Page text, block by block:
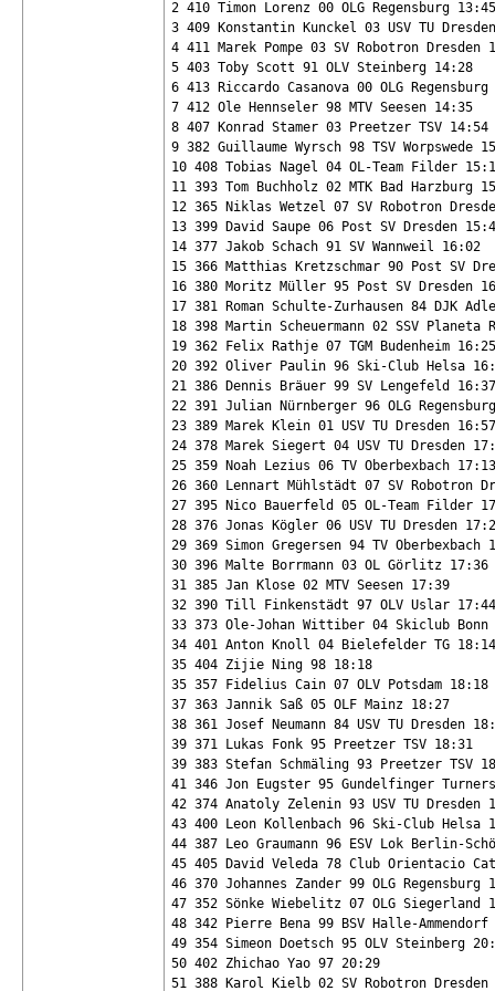
2 410 Timon Lorenz 00 OLG Regensburg 13:45
3 409 Konstantin Kunckel 03 USV TU
4 411 Marek Pompe 03 SV Robotron Dresden
5 403 Toby Scott 91 OLV Steinberg 14:28
6 413 Riccardo Casanova 00 OLG
7 412 Ole Hennseler 98 MTV Seesen 14:35
8 407 Konrad Stamer 03 Preetzer TSV 14:54
9 382 Guillaume Wyrsch 98 TSV Worpswede
10 408 Tobias Nagel 04 OL-Team Filder
11 393 Tom Buchholz 02 MTK Bad Harzburg
12 365 Niklas Wetzel 07 SV Robotron
13 399 David Saupe 06 Post SV Dresden
14 377 Jakob Schach 91 SV Wannweil 16:02
15 366 Matthias Kretzschmar 90 Post SV
16 380 Moritz Müller 95 Post SV Dresden
17 381 Roman Schulte-Zurhausen 84 DJK
18 398 Martin Scheuermann 02 SSV Planeta
19 362 Felix Rathje 07 TGM Budenheim 16:25
20 392 Oliver Paulin 96 Ski-Club Helsa
21 386 Dennis Bräuer 99 SV Lengefeld 16:37
22 391 Julian Nürnberger 96 OLG
23 389 Marek Klein 01 USV TU Dresden 16:57
24 378 Marek Siegert 04 USV TU Dresden
25 359 Noah Lezius 06 TV Oberbexbach 17:13
26 360 Lennart Mühlstädt 07 SV Robotron
27 395 Nico Bauerfeld 05 OL-Team Filder
28 376 Jonas Kögler 06 USV TU Dresden
29 369 Simon Gregersen 94 TV Oberbexbach
30 396 Malte Borrmann 03 OL Görlitz 17:36
31 385 Jan Klose 02 MTV Seesen 17:39
32 390 Till Finkenstädt 97 OLV Uslar 17:44
33 373 Ole-Johan Wittiber 04 Skiclub Bonn
34 401 Anton Knoll 04 Bielefelder TG 18:14
35 404 Zijie Ning 98 18:18
35 357 Fidelius Cain 07 OLV Potsdam 18:18
37 363 Jannik Saß 05 OLF Mainz 18:27
38 361 Josef Neumann 84 USV TU Dresden
39 371 Lukas Fonk 95 Preetzer TSV 18:31
39 383 Stefan Schmäling 93 Preetzer TSV
41 346 Jon Eugster 95 Gundelfinger
42 374 Anatoly Zelenin 93 USV TU Dresden
43 400 Leon Kollenbach 96 Ski-Club Helsa
44 387 Leo Graumann 96 ESV Lok Berlin-
45 405 David Veleda 78 Club Orientacio
46 370 Johannes Zander 99 OLG Regensburg
47 352 Sönke Wiebelitz 07 OLG Siegerland
48 342 Pierre Bena 99 BSV Halle-Ammendorf
49 354 Simeon Doetsch 95 OLV Steinberg
50 402 Zhichao Yao 97 20:29
51 388 Karol Kielb 02 SV Robotron Dresden